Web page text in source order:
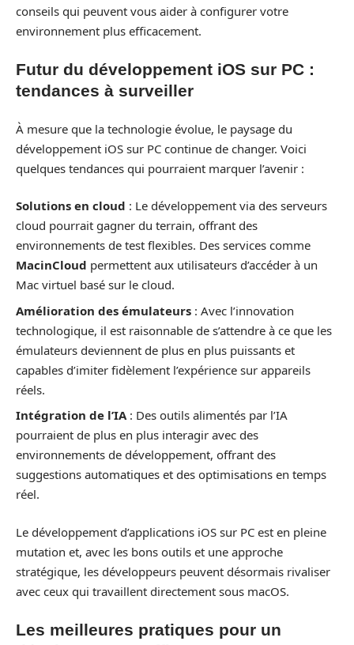
conseils qui peuvent vous aider à configurer votre
environnement plus efficacement.
Futur du développement iOS sur PC :
tendances à surveiller
À mesure que la technologie évolue, le paysage du
développement iOS sur PC continue de changer. Voici
quelques tendances qui pourraient marquer l’avenir :
Solutions en cloud : Le développement via des serveurs
cloud pourrait gagner du terrain, offrant des
environnements de test flexibles. Des services comme
MacinCloud permettent aux utilisateurs d’accéder à un
Mac virtuel basé sur le cloud.
Amélioration des émulateurs : Avec l’innovation
technologique, il est raisonnable de s’attendre à ce que les
émulateurs deviennent de plus en plus puissants et
capables d’imiter fidèlement l’expérience sur appareils
réels.
Intégration de l’IA: Des outils alimentés par l’IA
pourraient de plus en plus interagir avec des
environnements de développement, offrant des
suggestions automatiques et des optimisations en temps
réel.
Le développement d’applications iOS sur PC est en pleine
mutation et, avec les bons outils et une approche
stratégique, les développeurs peuvent désormais rivaliser
avec ceux qui travaillent directement sous macOS.
Les meilleures pratiques pour un